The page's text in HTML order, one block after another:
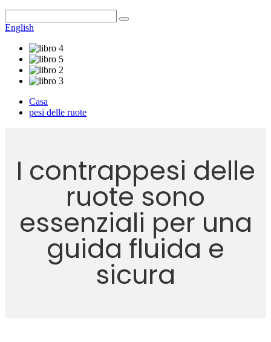
English
Casa
pesi delle ruote
I contrappesi delle
ruote sono
essenziali per una
guida fluida e
sicura